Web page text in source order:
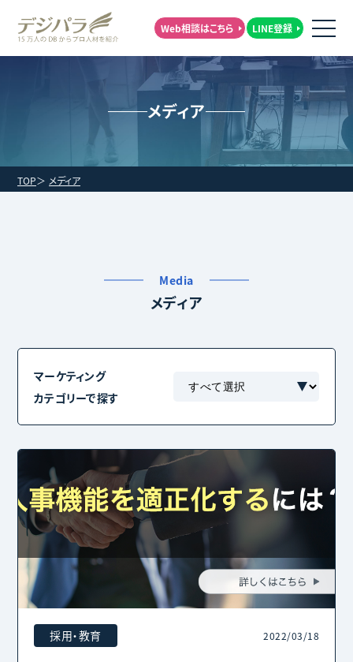
Web相談はこちら LINE登録
メディア
TOP メディア
Media
メディア
マーケティング
カテゴリーで探す
採用・教育 2022/03/18